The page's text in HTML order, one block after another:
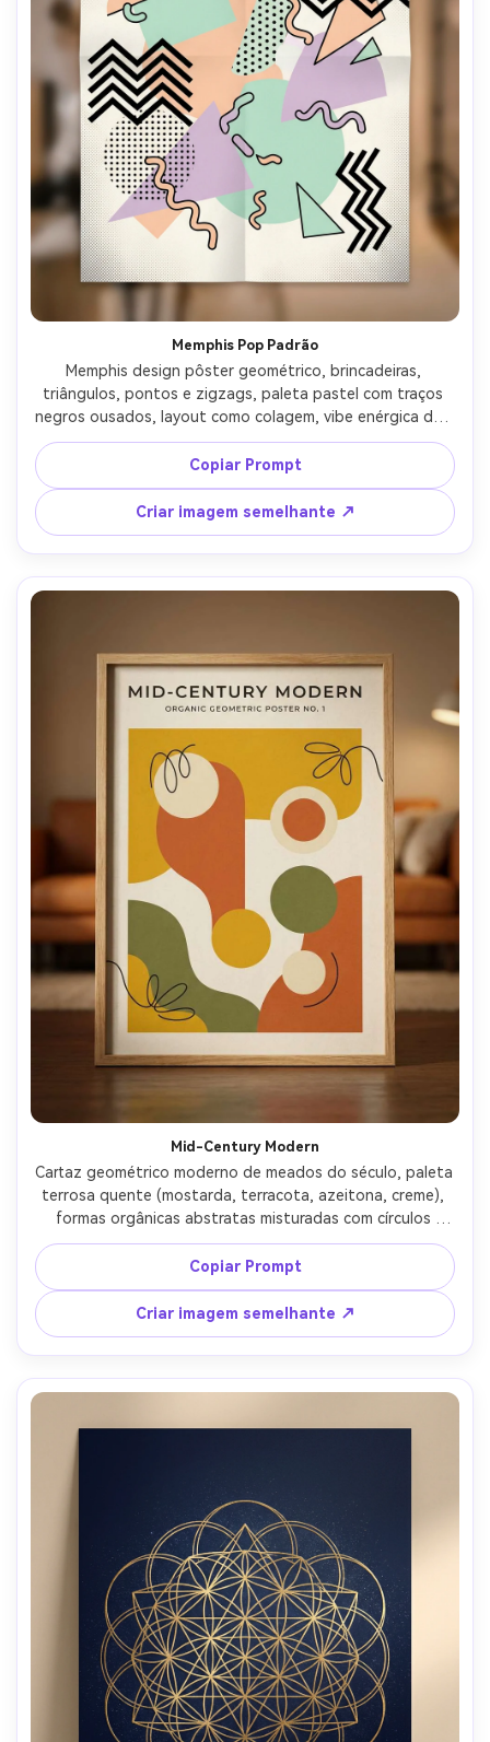
Memphis Pop Padrão
Memphis design pôster geométrico, brincadeiras,
triângulos, pontos e zigzags, paleta pastel com traços
negros ousados, layout como colagem, vibe enérgica dos
anos 80, textura sutil de meio tom, espaço negativo
equilibrado, acabamento gráfico limpo do pôster com
substituição para manchete, lente de 85 mm,
profundidade de campo rasa, iluminação cinematográfica
suave-AR 4:5
Copiar Prompt
Criar imagem semelhante ↗
Mid-Century Modern
Cartaz geométrico moderno de meados do século, paleta
terrosa quente (mostarda, terracota, azeitona, creme),
formas orgânicas abstratas misturadas com círculos
limpos, sotaques simples de arte de linha, fundo de papel
texturizado, espaço de tipografia minimalista, estiloso
cartaz de decoração para casa estético, design pronto
para impressão, lente de 85mm, profundidade de campo
rasa, iluminação cinematográfica suave-AR 4:5
Copiar Prompt
Criar imagem semelhante ↗